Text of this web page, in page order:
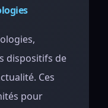
dispositifs de
Ces
pour